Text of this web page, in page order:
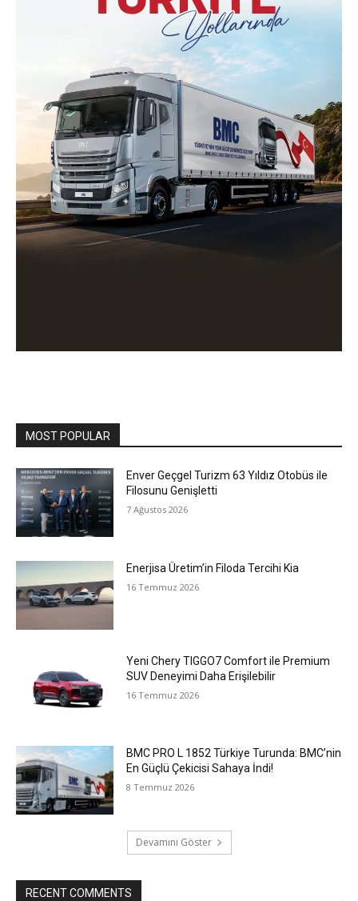
MOST POPULAR
Enver Geçgel Turizm 63 Yıldız Otobüs ile
Filosunu Genişletti
7 Ağustos 2026
Enerjisa Üretim’in Filoda Tercihi Kia
16 Temmuz 2026
Yeni Chery TIGGO7 Comfort ile Premium
SUV Deneyimi Daha Erişilebilir
16 Temmuz 2026
BMC PRO L 1852 Türkiye Turunda: BMC’nin
En Güçlü Çekicisi Sahaya İndi!
8 Temmuz 2026
Devamını Göster
RECENT COMMENTS